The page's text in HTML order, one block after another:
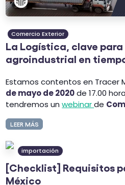
Comercio Exterior
La Logística, clave
agroindustrial en
Estamos contentos en Tracer
de mayo de 2020de 17.00
tendremos unwebinarde
LEER MÁS
importación
[Checklist] Requisitos
México